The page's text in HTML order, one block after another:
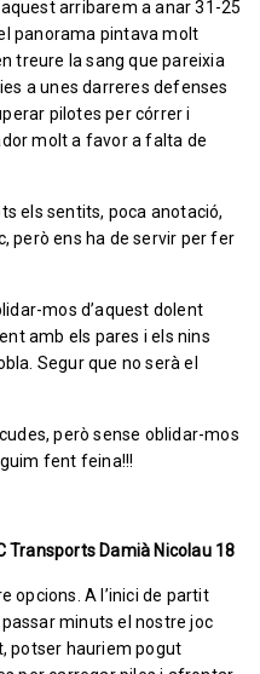
arribarem a anar 31-25
panorama pintava molt
treure la sang que pareixia
a unes darreres defenses
pilotes per córrer i
molt a favor a falta de
els sentits, poca anotació,
però ens ha de servir per fer
mos d’aquest dolent
amb els pares i els nins
Segur que no serà el
però sense oblidar-mos
fent feina!!!
Transports Damià Nicolau 18
opcions. A l’inici de partit
minuts el nostre joc
potser hauriem pogut